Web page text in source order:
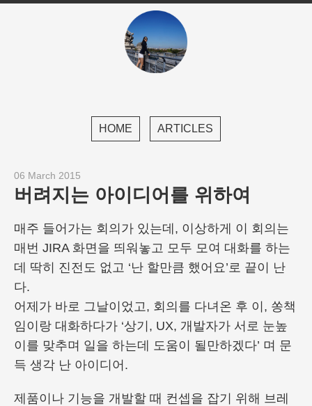
HOME ARTICLES
06 March 2015
버려지는 아이디어를 위하여
매주 들어가는 회의가 있는데, 이상하게 이 회의는
매번 JIRA 화면을 띄워놓고 모두 모여 대화를 하는
데 딱히 진전도 없고 ‘난 할만큼 했어요’로 끝이 난
다.
어제가 바로 그날이었고, 회의를 다녀온 후 이, 쏭책
임이랑 대화하다가 ‘상기, UX, 개발자가 서로 눈높
이를 맞추며 일을 하는데 도움이 될만하겠다’ 며 문
득 생각 난 아이디어.
제품이나 기능을 개발할 때 컨셉을 잡기 위해 브레